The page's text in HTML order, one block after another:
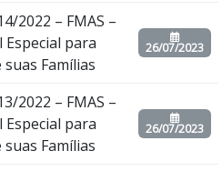
2022 – FMAS –
Especial para
suas Famílias
26/07/2023
2022 – FMAS –
Especial para
suas Famílias
26/07/2023